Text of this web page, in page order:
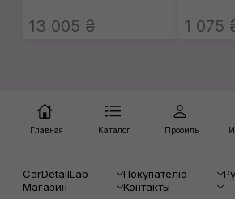
13 005 ₴ 1 075
Главная Каталог Профиль
CarDetailLab Покупателю
Магазин
Контакты